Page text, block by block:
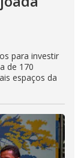
para investir
de 170
espaços da